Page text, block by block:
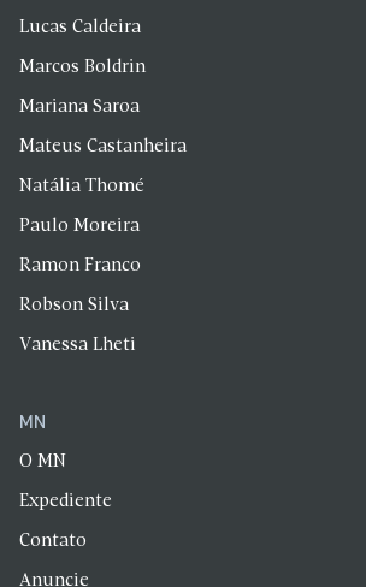
Lucas Caldeira
Marcos Boldrin
Mariana Saroa
Mateus Castanheira
Natália Thomé
Paulo Moreira
Ramon Franco
Robson Silva
Vanessa Lheti
MN
O MN
Expediente
Contato
Anuncie